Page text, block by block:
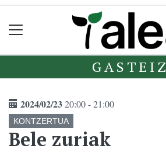
GASTEIZ
2024/02/2320:00 - 21:00
KONTZERTUA
Bele zuriak